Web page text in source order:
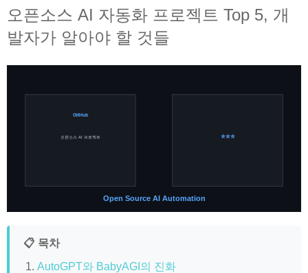
오픈소스 AI 자동화 프로젝트 Top 5, 개
발자가 알아야 할 것들
GitHub
오픈소스 AI 프로젝트 ⭐⭐⭐
Open Source AI Automation
📋 목차
AutoGPT와 BabyAGI의 진화